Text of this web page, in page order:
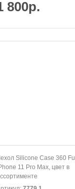
800р.
Silicone Case 360
11 Pro Max, цвет в